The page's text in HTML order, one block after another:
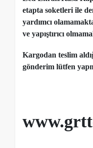
etapta soketleri ile
yardımcı
ve yapıştırıcı
Kargodan teslim
gönderim lütfen